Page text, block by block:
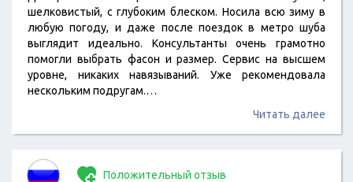
шелковистый, с глубоким блеском. Носила всю зиму в
любую погоду, и даже после поездок в метро шуба
выглядит идеально. Консультанты очень грамотно
помогли выбрать фасон и размер. Сервис на высшем
уровне, никаких навязываний. Уже рекомендовала
нескольким подругам.…
Читать далее
Положительный отзыв